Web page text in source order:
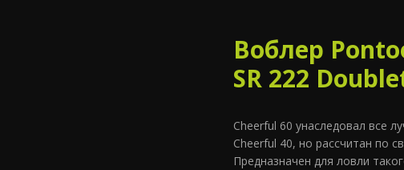
Воблер
SR 222
Cheerful 60 унаследовал все
Cheerful 40, но рассчитан по
Предназначен для ловли